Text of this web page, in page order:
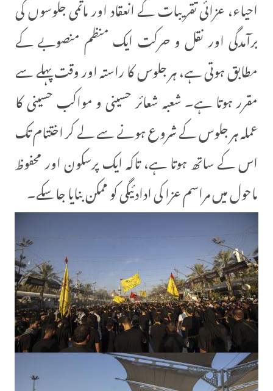
احیاء، عزائی تقریبات کے انعقاد اور ماتمی جلوسوں کی
برآمدگی اور نقل و حرکت ایک منظم منصوبے کے
مطابق ہوتی ہے، ہر جلوس کا راستہ اور وقت پہلے سے
مقرر ہوتا ہے۔ شعبہ شعائر حسینی و مواکب حسینی کا
عملہ ہر جلوس کے شروع ہونے سے لے کر اختتام تک
اس کے ساتھ ہوتا ہے، تاکہ ایک پرسکون اور محفوظ
ماحول میں مراسم عزا کی ادادئیگی کو ممکن بنایا جا سکے۔